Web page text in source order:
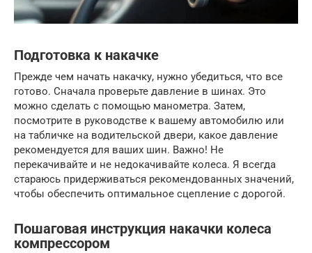
Подготовка к накачке
Прежде чем начать накачку, нужно убедиться, что все
готово. Сначала проверьте давление в шинах. Это
можно сделать с помощью манометра. Затем,
посмотрите в руководстве к вашему автомобилю или
на табличке на водительской двери, какое давление
рекомендуется для ваших шин. Важно! Не
перекачивайте и не недокачивайте колеса. Я всегда
стараюсь придерживаться рекомендованных значений,
чтобы обеспечить оптимальное сцепление с дорогой.
Пошаговая инструкция накачки колеса
компрессором